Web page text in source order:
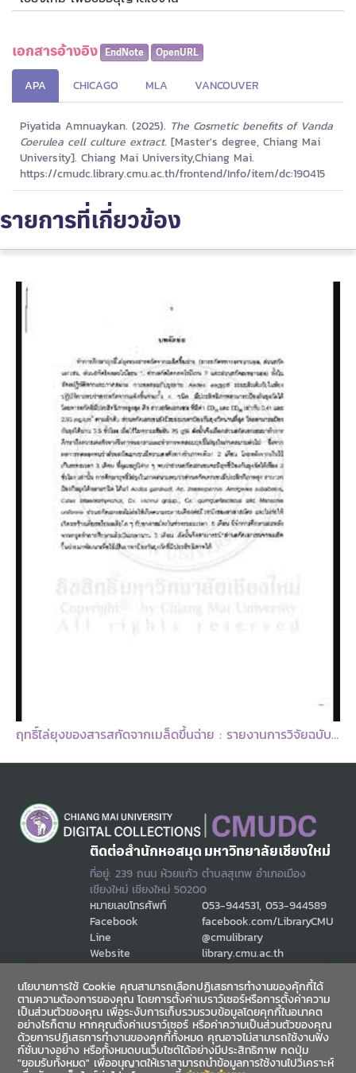
เอกสารอ้างอิง EndNote OpenURL
APA CHICAGO MLA VANCOUVER
Piyatida Amnuaykan. (2025). The Cosmetic benefits of Vanda
Coerulea cell culture extract. [Master's degree, Chiang Mai
University]. Chiang Mai University,Chiang Mai.
https://cmudc.library.cmu.ac.th/frontend/Info/item/dc:190415
รายการที่เกี่ยวข้อง
ฤทธิ์ไล่ยุงของสารสกัดจากเมล็ดขึ้นฉ่าย : รายงานการวิจัยฉบับสมบูรณ์ = Mosquito repellency of apium graveolens (Umbelliferace seed extracts) / เบ็ญจวรรณ ปิตาสวัสดิ์ ... [และคนอื่นๆ]
ติดต่อสำนักหอสมุด มหาวิทยาลัยเชียงใหม่
ที่อยู่: 239 ถนน ห้วยแก้ว ตำบลสุเทพ อำเภอเมือง
เชียงใหม่ เชียงใหม่ 50200
หมายเลขโทรศัพท์ 053-944531, 053-944589
Facebook
facebook.com/LibraryCMU
Line
@cmulibrary
Website
library.cmu.ac.th
ช่องทางสื่อสาร
นโยบายการใช้ Cookie คุณสามารถเลือกปฏิเสธการทำงานของคุ้กกี้ได้
ตามความต้องการของคุณ โดยการตั้งค่าเบราว์เซอร์หรือการตั้งค่าความ
เป็นส่วนตัวของคุณ เพื่อระงับการเก็บรวมรวบข้อมูลโดยคุกกี้ในอนาคต
อย่างไรก็ตาม หากคุณตั้งค่าเบราว์เซอร์ หรือค่าความเป็นส่วนตัวของคุณ
ด้วยการปฎิเสธการทำงานของคุกกี้ทั้งหมด คุณอาจไม่สามารถใช้งานฟัง
ก์ชั่นบางอย่าง หรือทั้งหมดบนเว็บไซต์ได้อย่างมีประสิทธิภาพ กดปุ่ม
"ยอมรับทั้งหมด" เพื่ออนุญาตให้เราสามารถนำข้อมูลการใช้งานไปวิเคราะห์